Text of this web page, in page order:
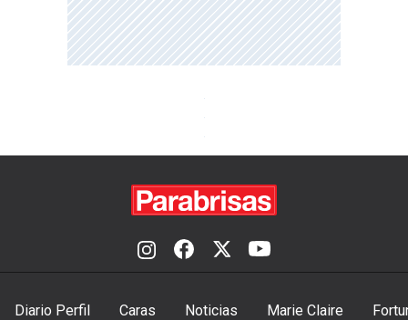
Diario Perfil Caras Noticias Marie Claire